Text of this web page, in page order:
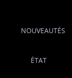
NOUVEAUTÉS
ÉTAT